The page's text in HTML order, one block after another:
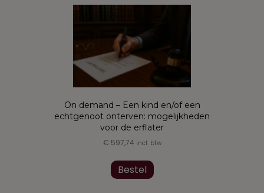
On demand – Een kind en/of een
echtgenoot onterven: mogelijkheden
voor de erflater
€ 597,74 incl. btw
Bestel